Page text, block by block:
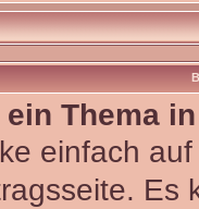
Thema
einfach
Es